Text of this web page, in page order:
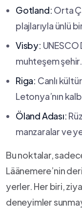
Gotland: Orta
plajlarıyla‍ ünlü
Visby: UNESCO
muhteşem şehir.
Riga: Canlı
Letonya’nın
Öland Adası:
manzaralar ve
Bu noktalar,
Läänemere’nin
yerler. Her biri,
deneyimler